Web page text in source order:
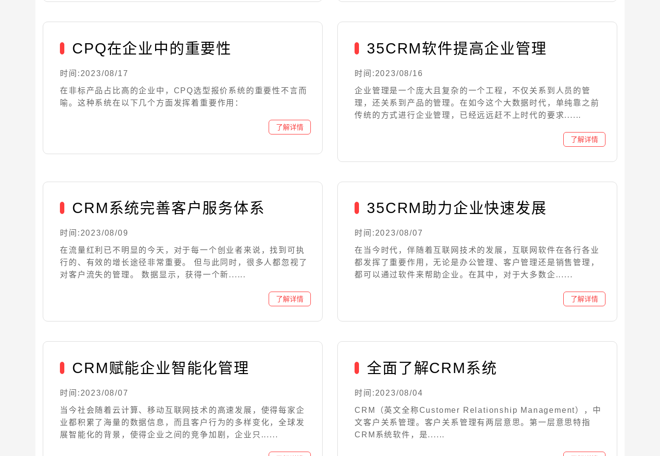
CPQ在企业中的重要性
时间:2023/08/17
在非标产品占比高的企业中，CPQ选型报价系统的重要性不言而
喻。这种系统在以下几个方面发挥着重要作用：
35CRM软件提高企业管理
时间:2023/08/16
企业管理是一个庞大且复杂的一个工程，不仅关系到人员的管
理，还关系到产品的管理。在如今这个大数据时代，单纯靠之前
传统的方式进行企业管理，已经远远赶不上时代的要求......
CRM系统完善客户服务体系
时间:2023/08/09
在流量红利已不明显的今天，对于每一个创业者来说，找到可执
行的、有效的增长途径非常重要。 但与此同时，很多人都忽视了
对客户流失的管理。 数据显示，获得一个新......
35CRM助力企业快速发展
时间:2023/08/07
在当今时代，伴随着互联网技术的发展，互联网软件在各行各业
都发挥了重要作用，无论是办公管理、客户管理还是销售管理，
都可以通过软件来帮助企业。在其中，对于大多数企......
CRM赋能企业智能化管理
时间:2023/08/07
当今社会随着云计算、移动互联网技术的高速发展，使得每家企
业都积累了海量的数据信息，而且客户行为的多样变化，全球发
展智能化的背景，使得企业之间的竞争加剧，企业只......
全面了解CRM系统
时间:2023/08/04
CRM（英文全称Customer Relationship Management），中
文客户关系管理。客户关系管理有两层意思。第一层意思特指
CRM系统软件，是......